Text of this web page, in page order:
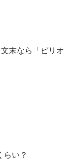
末なら「ピリオ
らい？